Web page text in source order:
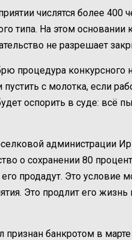
числятся более 400
типа. На этом
не разрешает
процедура конкурсного
пустить с молотка, если
оспорить в суде: всё
администрации
о сохранении 80
его продадут. Это
Это продлит его
банкротом в марте